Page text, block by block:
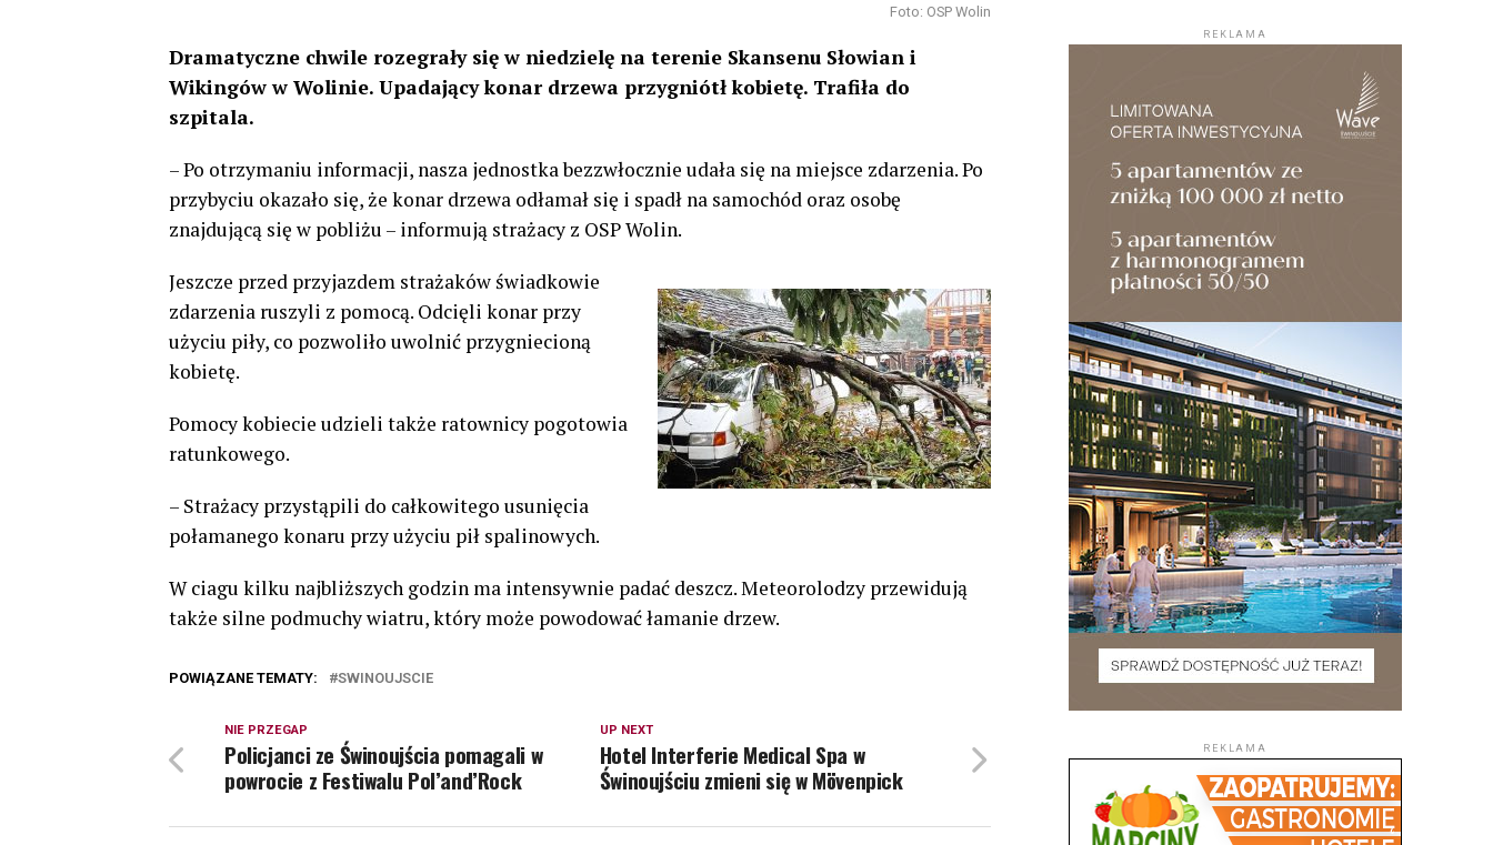
Foto: OSP Wolin
Dramatyczne chwile rozegrały się w niedzielę na terenie Skansenu Słowian i
Wikingów w Wolinie. Upadający konar drzewa przygniótł kobietę. Trafiła do
szpitala.
– Po otrzymaniu informacji, nasza jednostka bezzwłocznie udała się na miejsce zdarzenia. Po
przybyciu okazało się, że konar drzewa odłamał się i spadł na samochód oraz osobę
znajdującą się w pobliżu – informują strażacy z OSP Wolin.
Jeszcze przed przyjazdem strażaków świadkowie
zdarzenia ruszyli z pomocą. Odcięli konar przy
użyciu piły, co pozwoliło uwolnić przygniecioną
kobietę.
Pomocy kobiecie udzieli także ratownicy pogotowia
ratunkowego.
– Strażacy przystąpili do całkowitego usunięcia
połamanego konaru przy użyciu pił spalinowych.
W ciagu kilku najbliższych godzin ma intensywnie padać deszcz. Meteorolodzy przewidują
także silne podmuchy wiatru, który może powodować łamanie drzew.
POWIĄZANE TEMATY: SWINOUJSCIE
UP NEXT
Hotel Interferie Medical Spa w
Świnoujściu zmieni się w Mövenpick
NIE PRZEGAP
Policjanci ze Świnoujścia pomagali w
powrocie z Festiwalu Pol’and’Rock
REKLAMA
REKLAMA